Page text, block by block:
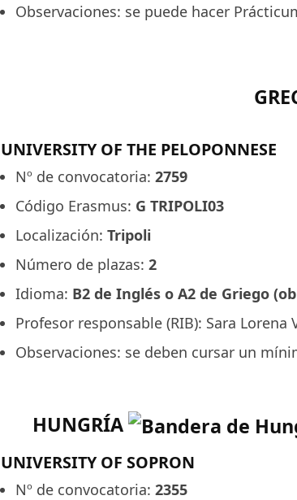
Observaciones: se puede hacer
UNIVERSITY OF THE PELOPONNESE
Nº de convocatoria: 2759
Código Erasmus: G TRIPOLI03
Localización: Tripoli
Número de plazas: 2
Idioma: B2 de Inglés o A2 de Griego
Profesor responsable (RIB): Sara Lorena
Observaciones: se deben cursar un
HUNGRÍA
UNIVERSITY OF SOPRON
Nº de convocatoria: 2355